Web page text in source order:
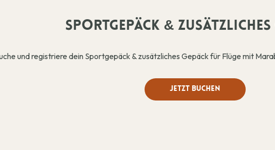
SPORTGEPÄCK & ZUSÄTZLICHES
und registriere dein Sportgepäck & zusätzliches Gepäck für Flüge mit
Jetzt Buchen